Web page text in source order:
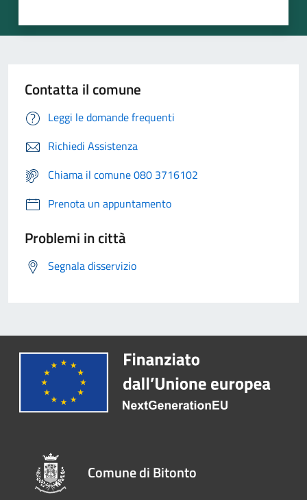
Contatta il comune
Leggi le domande frequenti
Richiedi Assistenza
Chiama il comune 080 3716102
Prenota un appuntamento
Problemi in città
Segnala disservizio
Comune di Bitonto